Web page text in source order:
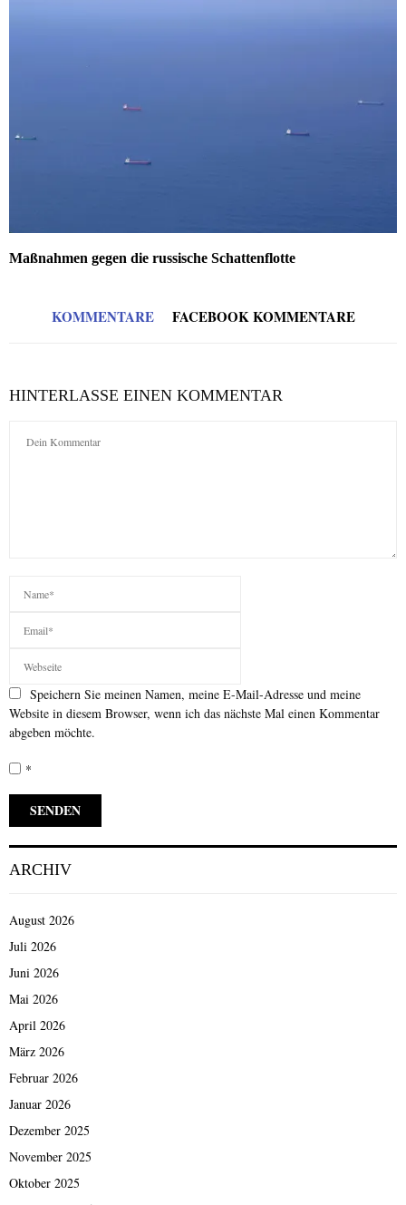
Maßnahmen gegen die russische Schattenflotte
KOMMENTARE FACEBOOK KOMMENTARE
HINTERLASSE EINEN KOMMENTAR
Speichern Sie meinen Namen, meine E-Mail-Adresse und meine
Website in diesem Browser, wenn ich das nächste Mal einen Kommentar
abgeben möchte.
*
ARCHIV
August 2026
Juli 2026
Juni 2026
Mai 2026
April 2026
März 2026
Februar 2026
Januar 2026
Dezember 2025
November 2025
Oktober 2025